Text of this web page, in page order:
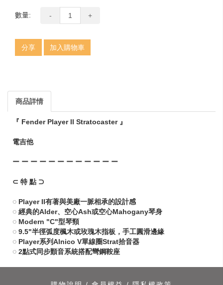
數量: - +
分享 加入購物車
商品詳情
『 Fender Player II Stratocaster 』
電吉他
ー ー ー ー ー ー ー ー ー ー ー ー
⊂ 特 點 ⊃
◌ Player II有著與美廠一脈相承的設計感
◌ 經典的Alder、空心Ash或空心Mahogany琴身
◌ Modern "C"型琴頸
◌ 9.5"半徑弧度楓木或玫瑰木指板，手工圓滑邊緣
◌ Player系列Alnico V單線圈Strat拾音器
◌ 2點式同步顫音系統搭配彎鋼鞍座